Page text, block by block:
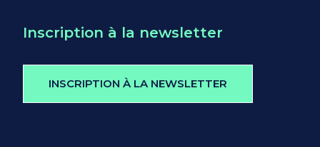
Inscription à la newsletter
INSCRIPTION À LA NEWSLETTER